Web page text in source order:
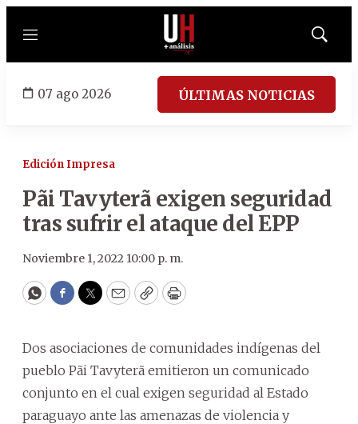
Menú
Mostrar
07 ago 2026 ÚLTIMAS NOTICIAS
Edición Impresa
Pãi Tavyterã exigen seguridad
tras sufrir el ataque del EPP
Noviembre 1, 2022 10:00 p. m.
WhatsApp
Facebook
Twitter
EmailCopyPrint
Dos asociaciones de comunidades indígenas del
pueblo Pãi Tavyterã emitieron un comunicado
conjunto en el cual exigen seguridad al Estado
paraguayo ante las amenazas de violencia y